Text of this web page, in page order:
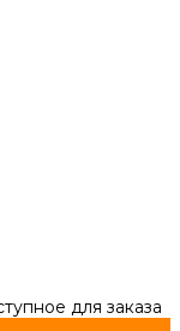
для заказа